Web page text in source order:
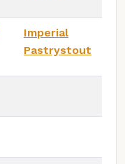
Imperial
Pastrystout